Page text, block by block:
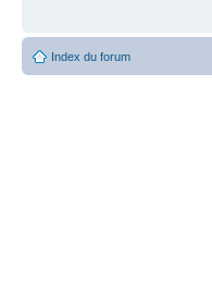
Index du forum